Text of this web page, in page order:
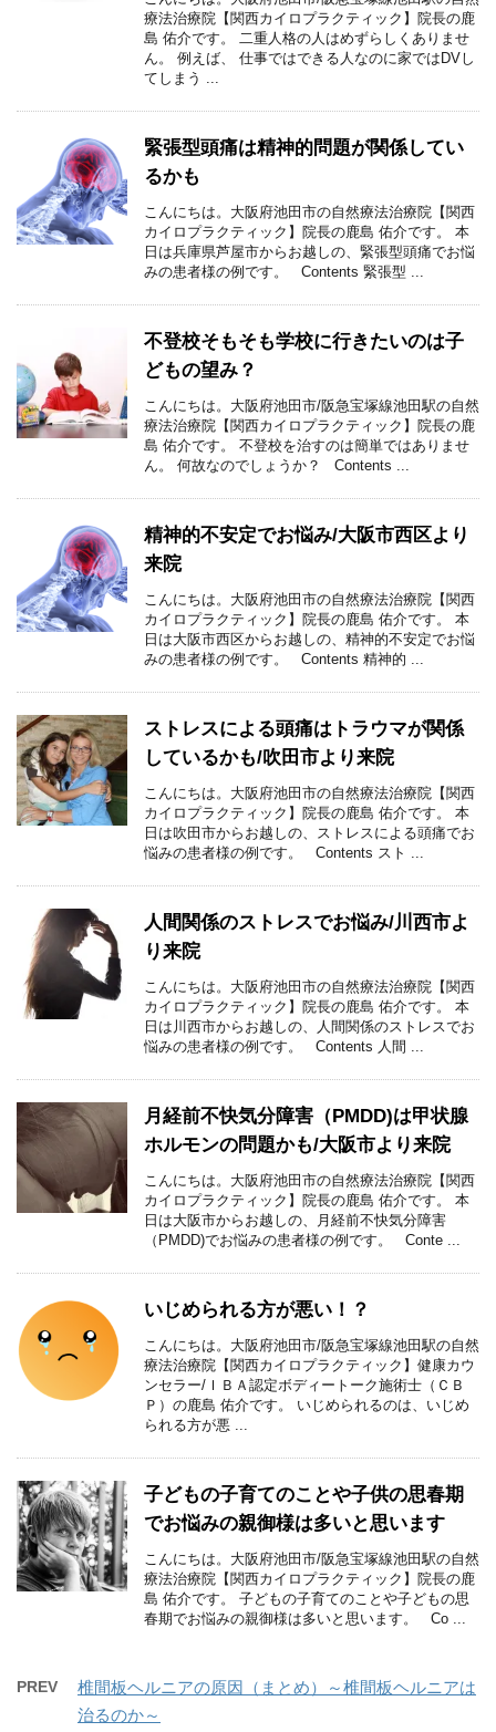
療法治療院【関西カイロプラクティック】院長の鹿
島 佑介です。 二重人格の人はめずらしくありませ
ん。 例えば、 仕事ではできる人なのに家ではDVし
てしまう ...
緊張型頭痛は精神的問題が関係してい
るかも
こんにちは。大阪府池田市の自然療法治療院【関西
カイロプラクティック】院長の鹿島 佑介です。 本
日は兵庫県芦屋市からお越しの、緊張型頭痛でお悩
みの患者様の例です。 Contents 緊張型 ...
不登校そもそも学校に行きたいのは子
どもの望み？
こんにちは。大阪府池田市/阪急宝塚線池田駅の自然
療法治療院【関西カイロプラクティック】院長の鹿
島 佑介です。 不登校を治すのは簡単ではありませ
ん。 何故なのでしょうか？ Contents ...
精神的不安定でお悩み/大阪市西区より
来院
こんにちは。大阪府池田市の自然療法治療院【関西
カイロプラクティック】院長の鹿島 佑介です。 本
日は大阪市西区からお越しの、精神的不安定でお悩
みの患者様の例です。 Contents 精神的 ...
ストレスによる頭痛はトラウマが関係
しているかも/吹田市より来院
こんにちは。大阪府池田市の自然療法治療院【関西
カイロプラクティック】院長の鹿島 佑介です。 本
日は吹田市からお越しの、ストレスによる頭痛でお
悩みの患者様の例です。 Contents スト ...
人間関係のストレスでお悩み/川西市よ
り来院
こんにちは。大阪府池田市の自然療法治療院【関西
カイロプラクティック】院長の鹿島 佑介です。 本
日は川西市からお越しの、人間関係のストレスでお
悩みの患者様の例です。 Contents 人間 ...
月経前不快気分障害（PMDD)は甲状腺
ホルモンの問題かも/大阪市より来院
こんにちは。大阪府池田市の自然療法治療院【関西
カイロプラクティック】院長の鹿島 佑介です。 本
日は大阪市からお越しの、月経前不快気分障害
（PMDD)でお悩みの患者様の例です。 Conte ...
いじめられる方が悪い！？
こんにちは。大阪府池田市/阪急宝塚線池田駅の自然
療法治療院【関西カイロプラクティック】健康カウ
ンセラー/ＩＢＡ認定ボディートーク施術士（ＣＢ
Ｐ）の鹿島 佑介です。 いじめられるのは、いじめ
られる方が悪 ...
子どもの子育てのことや子供の思春期
でお悩みの親御様は多いと思います
こんにちは。大阪府池田市/阪急宝塚線池田駅の自然
療法治療院【関西カイロプラクティック】院長の鹿
島 佑介です。 子どもの子育てのことや子どもの思
春期でお悩みの親御様は多いと思います。 Co ...
PREV
椎間板ヘルニアの原因（まとめ）～椎間板ヘルニアは
治るのか～